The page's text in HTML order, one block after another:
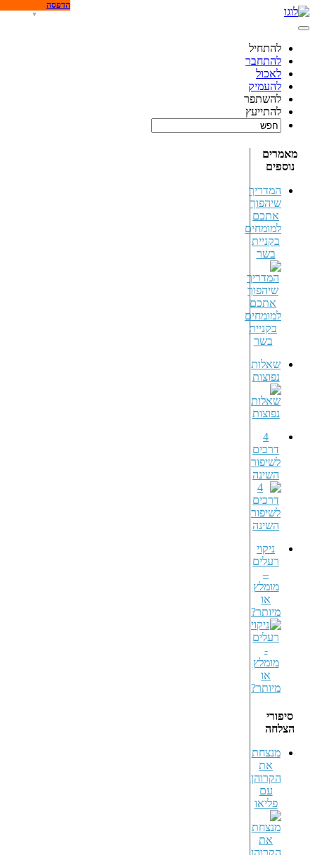
להתחיל
להתחבר
לאכול
להעמיק
להשתפר
להתייעץ
מאמרים
נוספים
המדריך
שיהפוך
אתכם
למומחים
בקניית
בשר
שאלות
נפוצות
4
דרכים
לשיפור
השינה
ניקוי
רעלים
–
מומלץ
או
מיותר?
סיפורי
הצלחה
מנצחת
את
הקרוהן
עם
פליאו
הדפסה